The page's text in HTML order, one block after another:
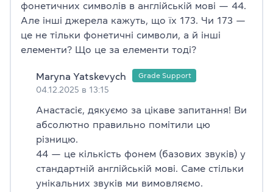
фонетичних символів в англійській мові — 44.
Але інші джерела кажуть, що їх 173. Чи 173 —
це не тільки фонетичні символи, а й інші
елементи? Що це за елементи тоді?
Maryna Yatskevych
04.12.2025 в 13:15
Анастасіє, дякуємо за цікаве запитання! Ви
абсолютно правильно помітили цю
різницю.
44 — це кількість фонем (базових звуків) у
стандартній англійській мові. Саме стільки
унікальних звуків ми вимовляємо.